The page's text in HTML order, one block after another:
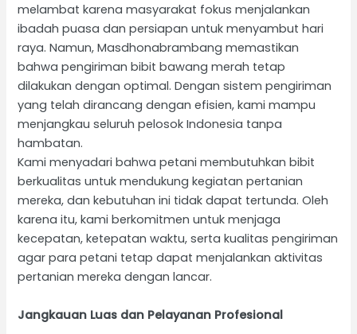
melambat karena masyarakat fokus menjalankan
ibadah puasa dan persiapan untuk menyambut hari
raya. Namun, Masdhonabrambang memastikan
bahwa pengiriman bibit bawang merah tetap
dilakukan dengan optimal. Dengan sistem pengiriman
yang telah dirancang dengan efisien, kami mampu
menjangkau seluruh pelosok Indonesia tanpa
hambatan.
Kami menyadari bahwa petani membutuhkan bibit
berkualitas untuk mendukung kegiatan pertanian
mereka, dan kebutuhan ini tidak dapat tertunda. Oleh
karena itu, kami berkomitmen untuk menjaga
kecepatan, ketepatan waktu, serta kualitas pengiriman
agar para petani tetap dapat menjalankan aktivitas
pertanian mereka dengan lancar.
Jangkauan Luas dan Pelayanan Profesional